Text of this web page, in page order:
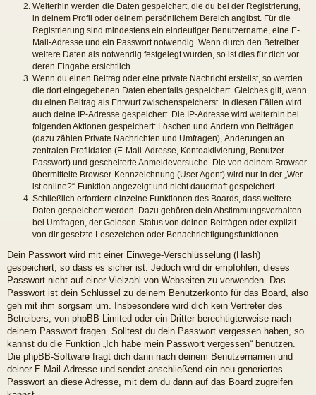
Weiterhin werden die Daten gespeichert, die du bei der Registrierung,
in deinem Profil oder deinem persönlichem Bereich angibst. Für die
Registrierung sind mindestens ein eindeutiger Benutzername, eine E-
Mail-Adresse und ein Passwort notwendig. Wenn durch den Betreiber
weitere Daten als notwendig festgelegt wurden, so ist dies für dich vor
deren Eingabe ersichtlich.
Wenn du einen Beitrag oder eine private Nachricht erstellst, so werden
die dort eingegebenen Daten ebenfalls gespeichert. Gleiches gilt, wenn
du einen Beitrag als Entwurf zwischenspeicherst. In diesen Fällen wird
auch deine IP-Adresse gespeichert. Die IP-Adresse wird weiterhin bei
folgenden Aktionen gespeichert: Löschen und Ändern von Beiträgen
(dazu zählen Private Nachrichten und Umfragen), Änderungen an
zentralen Profildaten (E-Mail-Adresse, Kontoaktivierung, Benutzer-
Passwort) und gescheiterte Anmeldeversuche. Die von deinem Browser
übermittelte Browser-Kennzeichnung (User Agent) wird nur in der „Wer
ist online?“-Funktion angezeigt und nicht dauerhaft gespeichert.
Schließlich erfordern einzelne Funktionen des Boards, dass weitere
Daten gespeichert werden. Dazu gehören dein Abstimmungsverhalten
bei Umfragen, der Gelesen-Status von deinen Beiträgen oder explizit
von dir gesetzte Lesezeichen oder Benachrichtigungsfunktionen.
Dein Passwort wird mit einer Einwege-Verschlüsselung (Hash)
gespeichert, so dass es sicher ist. Jedoch wird dir empfohlen, dieses
Passwort nicht auf einer Vielzahl von Webseiten zu verwenden. Das
Passwort ist dein Schlüssel zu deinem Benutzerkonto für das Board, also
geh mit ihm sorgsam um. Insbesondere wird dich kein Vertreter des
Betreibers, von phpBB Limited oder ein Dritter berechtigterweise nach
deinem Passwort fragen. Solltest du dein Passwort vergessen haben, so
kannst du die Funktion „Ich habe mein Passwort vergessen“ benutzen.
Die phpBB-Software fragt dich dann nach deinem Benutzernamen und
deiner E-Mail-Adresse und sendet anschließend ein neu generiertes
Passwort an diese Adresse, mit dem du dann auf das Board zugreifen